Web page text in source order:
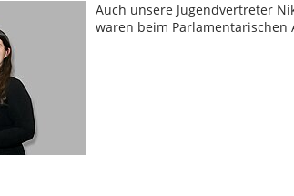
Auch unsere Jugendvertreter
waren beim Parlamentarischen